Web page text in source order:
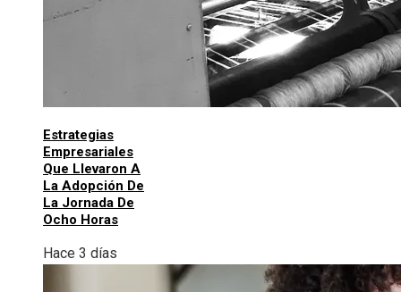
Estrategias
Empresariales
Que Llevaron A
La Adopción De
La Jornada De
Ocho Horas
Hace 3 días